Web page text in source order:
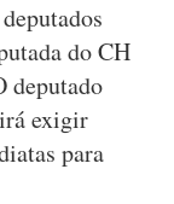
do CH
deputado
exigir
para